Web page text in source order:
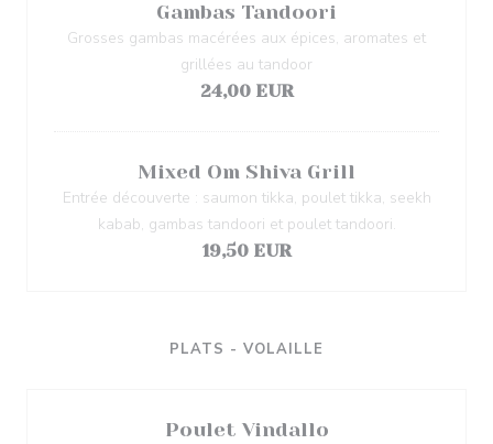
Gambas Tandoori
Grosses gambas macérées aux épices, aromates et
grillées au tandoor
24,00 EUR
Mixed Om Shiva Grill
Entrée découverte : saumon tikka, poulet tikka, seekh
kabab, gambas tandoori et poulet tandoori.
19,50 EUR
PLATS - VOLAILLE
Poulet Vindallo